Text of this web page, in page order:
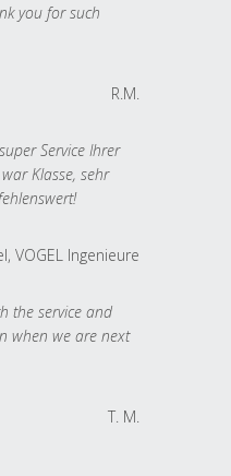
you for such
R.M.
Service Ihrer
Klasse, sehr
VOGEL Ingenieure
the service and
when we are next
T. M.